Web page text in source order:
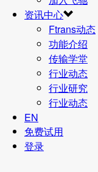
资讯中心
Ftrans动态
功能介绍
传输学堂
行业动态
行业研究
行业动态
EN
免费试用
登录